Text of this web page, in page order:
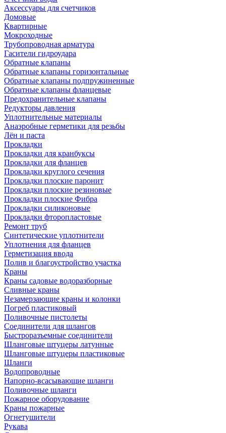
Аксессуары для счетчиков
Домовые
Квартирные
Мокроходные
Трубопроводная арматура
Гасители гидроудара
Обратные клапаны
Обратные клапаны горизонтальные
Обратные клапаны подпружиненные
Обратные клапаны фланцевые
Предохранительные клапаны
Редукторы давления
Уплотнительные материалы
Анаэробные герметики для резьбы
Лён и паста
Прокладки
Прокладки для кранбуксы
Прокладки для фланцев
Прокладки круглого сечения
Прокладки плоские паронит
Прокладки плоские резиновые
Прокладки плоские Фибра
Прокладки силиконовые
Прокладки фторопластовые
Ремонт труб
Синтетические уплотнители
Уплотнения для фланцев
Герметизация ввода
Полив и благоустройство участка
Краны
Краны садовые водоразборные
Сливные краны
Незамерзающие краны и колонки
Погреб пластиковый
Поливочные пистолеты
Соединители для шлангов
Быстроразъемные соединители
Шланговые штуцеры латунные
Шланговые штуцеры пластиковые
Шланги
Водопроводные
Напорно-всасывающие шланги
Поливочные шланги
Пожарное оборудование
Краны пожарные
Огнетушители
Рукава